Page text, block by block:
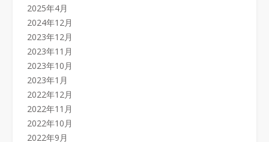
2025年4月
2024年12月
2023年12月
2023年11月
2023年10月
2023年1月
2022年12月
2022年11月
2022年10月
2022年9月